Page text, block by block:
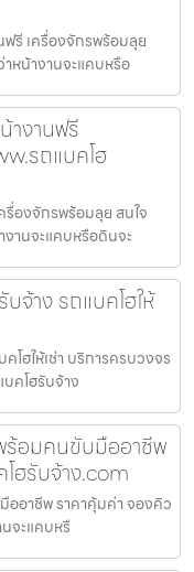
รี เครื่องจักรพร้อมลุย
หน้างานจะแคบหรือ
างานฟรี
รถแบคโฮ
องจักรพร้อมลุย สนใจ
านจะแคบหรือดินจะ
จ้าง รถแบคโฮให้
โฮให้เช่า บริการครบวงจร
คโฮรับจ้าง
ร้อมคนขับมืออาชีพ
ฮรับจ้าง.com
ออาชีพ ราคาคุ้มค่า จองคิว
จะแคบหรื